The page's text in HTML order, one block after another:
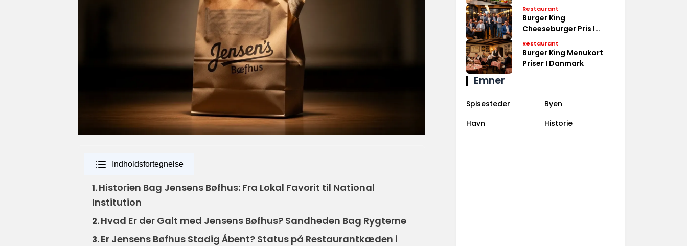
Indholdsfortegnelse
1.Historien Bag Jensens Bøfhus: Fra Lokal Favorit til National
Institution
2.Hvad Er der Galt med Jensens Bøfhus? Sandheden Bag Rygterne
3.Er Jensens Bøfhus Stadig Åbent? Status på Restaurantkæden i
Restaurant
Burger King
Cheeseburger Pris I
Danmark
Restaurant
Burger King Menukort
Priser I Danmark
Emner
Spisesteder
Byen
Havn
Historie